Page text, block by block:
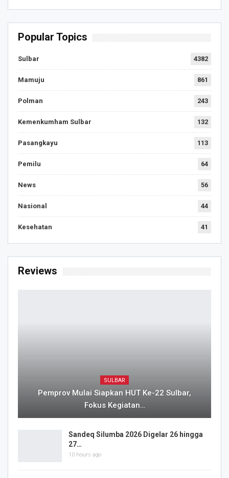
Popular Topics
Sulbar 4382
Mamuju 861
Polman 243
Kemenkumham Sulbar 132
Pasangkayu 113
Pemilu 64
News 56
Nasional 44
Kesehatan 41
Reviews
SULBAR
Pemprov Mulai Siapkan HUT Ke-22 Sulbar,
Fokus Kegiatan…
Sandeq Silumba 2026 Digelar 26 hingga
27…
10 hours ago